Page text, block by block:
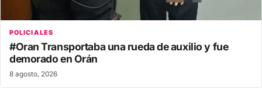
POLICIALES
#Oran Transportaba una rueda de auxilio y fue
demorado en Orán
8 agosto, 2026